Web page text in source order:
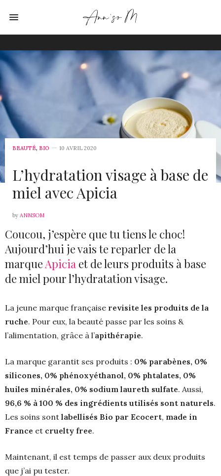
BEAUTÉ, BIO 10 AVRIL 2020
L’hydratation visage à base de
miel avec Apicia
by ANNSOM
Coucou, j’espère que tu tiens le choc!
Aujourd’hui je vais te reparler de la
marqueApicia et de leurs produits à base
de miel pour l’hydratation visage.
La jeune marque française revisite les produits de la
ruche. Pour eux, la beauté passe par les soins &
l’alimentation, grâce à l’apithérapie.
La marque garantit ses produits : 0% parabènes, 0%
silicones, 0% phénoxyéthanol, 0% phtalates, 0%
huiles minérales, 0% sodium laureth sulfate. Aussi, ​
96,6 % à 100 % des ingrédients utilisés sont naturels.
Les soins sont labellisés Bio par Ecocert, made in
France et cruelty free.
​​Maintenant, il est temps de passer aux deux produits
que j’ai pu tester.